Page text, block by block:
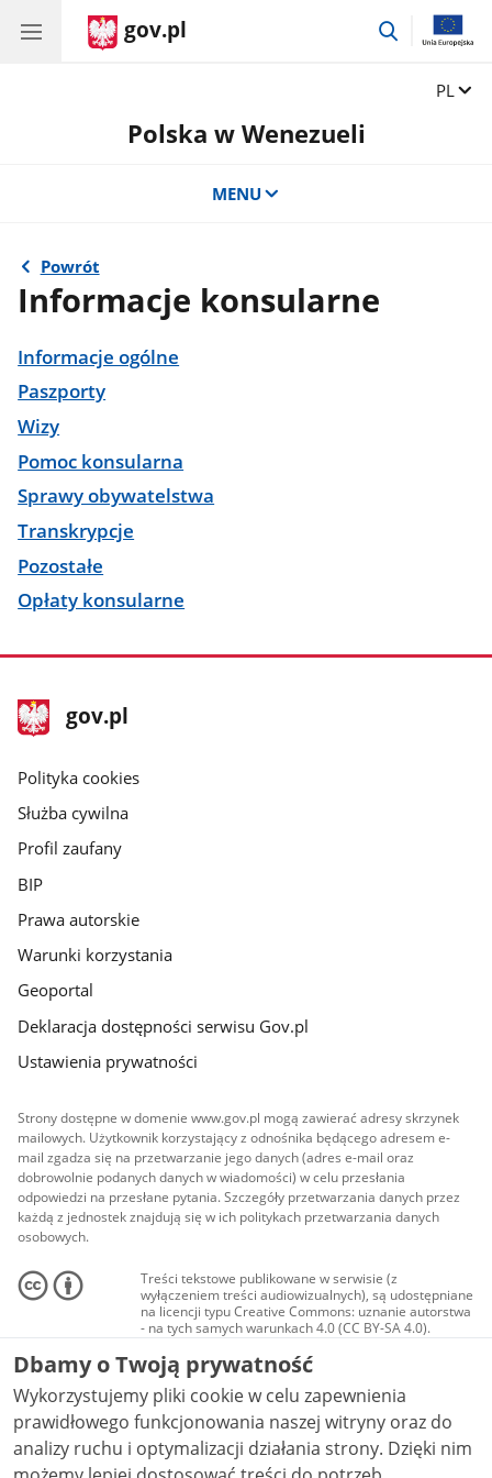
gov.pl
przejdź
Zmień
PL
Polska w Wenezueli
MENU
Powrót
Informacje konsularne
Informacje ogólne
Paszporty
Wizy
Pomoc konsularna
Sprawy obywatelstwa
Transkrypcje
Pozostałe
Opłaty konsularne
stopka
gov.pl
Strona
gov.pl
gov.pl
Polityka cookies
Służba cywilna
Profil zaufany
BIP
Prawa autorskie
Warunki korzystania
Geoportal
Deklaracja dostępności serwisu Gov.pl
Ustawienia prywatności
Strony dostępne w domenie www.gov.pl mogą zawierać adresy skrzynek
mailowych. Użytkownik korzystający z odnośnika będącego adresem e-
mail zgadza się na przetwarzanie jego danych (adres e-mail oraz
dobrowolnie podanych danych w wiadomości) w celu przesłania
odpowiedzi na przesłane pytania. Szczegóły przetwarzania danych przez
każdą z jednostek znajdują się w ich politykach przetwarzania danych
osobowych.
Treści tekstowe publikowane w serwisie (z
wyłączeniem treści audiowizualnych), są udostępniane
na licencji typu Creative Commons: uznanie autorstwa
- na tych samych warunkach 4.0 (CC BY-SA 4.0).
Materiały audiowizualne, w tym zdjęcia, materiały
audio i wideo, są udostępniane na licencji typu
Creative Commons: uznanie autorstwa użycie
niekomercyjne - bez utworów zależnych 4.0 (CC BY-
NC-ND 4.0), o ile nie jest to stwierdzone inaczej.
Dbamy o Twoją prywatność
Wykorzystujemy pliki cookie w celu zapewnienia
prawidłowego funkcjonowania naszej witryny oraz do
analizy ruchu i optymalizacji działania strony. Dzięki nim